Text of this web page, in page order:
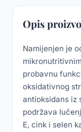
Opis
Namijenjen je
probavnu
oksidativnog
antioksidans iz
podržava
E, cink i selen